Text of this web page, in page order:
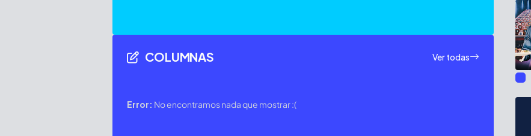
COLUMNAS Ver todas
Error: No encontramos nada que mostrar :(